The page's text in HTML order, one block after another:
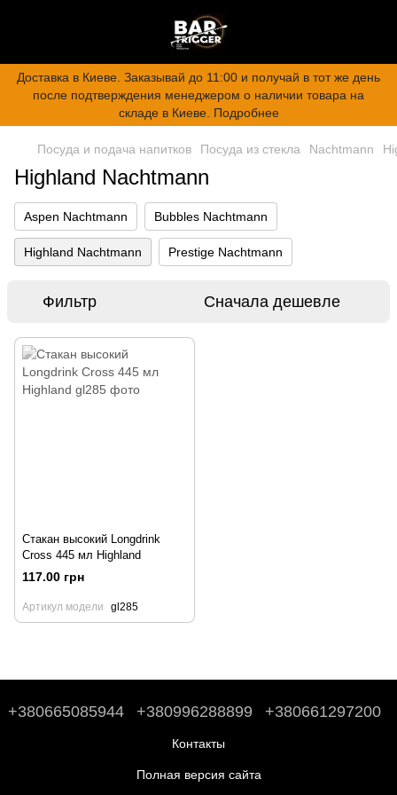
Доставка в Киеве. Заказывай до 11:00 и получай в тот же день
после подтверждения менеджером о наличии товара на
складе в Киеве. Подробнее
Посуда и подача напитков Посуда из стекла Nachtmann
Highland Nachtmann
Aspen Nachtmann Bubbles Nachtmann
Highland Nachtmann Prestige Nachtmann
Фильтр Сначала дешевле
Стакан высокий Longdrink
Cross 445 мл Highland
117.00 грн
Артикул модели gl285
+380665085944 +380996288899 +380661297200
Контакты
Полная версия сайта